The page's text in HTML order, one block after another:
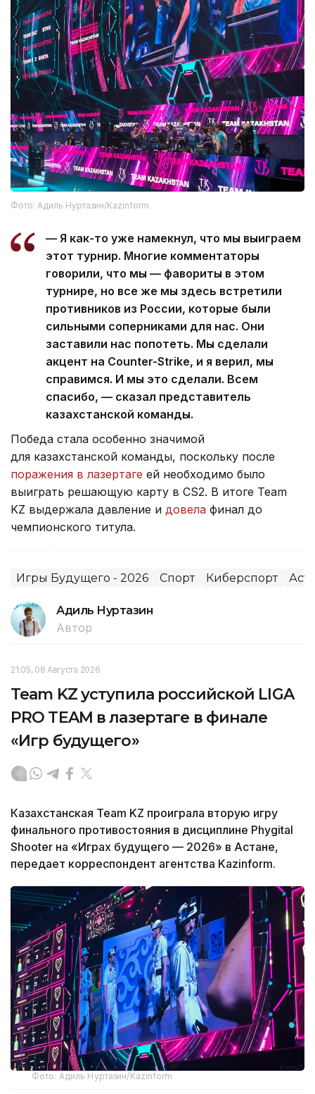
Фото: Адиль Нуртазин/Kazinform
— Я как-то уже намекнул, что мы выиграем
этот турнир. Многие комментаторы
говорили, что мы — фавориты в этом
турнире, но все же мы здесь встретили
противников из России, которые были
сильными соперниками для нас. Они
заставили нас попотеть. Мы сделали
акцент на Counter-Strike, и я верил, мы
справимся. И мы это сделали. Всем
спасибо, — сказал представитель
казахстанской команды.
Победа стала особенно значимой
для казахстанской команды, поскольку после
поражения в лазертаге ей необходимо было
выиграть решающую карту в CS2. В итоге Team
KZ выдержала давление и довела финал до
чемпионского титула.
Игры Будущего - 2026 Спорт Киберспорт
Адиль Нуртазин
Автор
21:05, 08 Августа 2026
Team KZ уступила российской LIGA
PRO TEAM в лазертаге в финале
«Игр будущего»
Казахстанская Team KZ проиграла вторую игру
финального противостояния в дисциплине Phygital
Shooter на «Играх будущего — 2026» в Астане,
передает корреспондент агентства Kazinform.
Фото: Адиль Нуртазин/Kazinform